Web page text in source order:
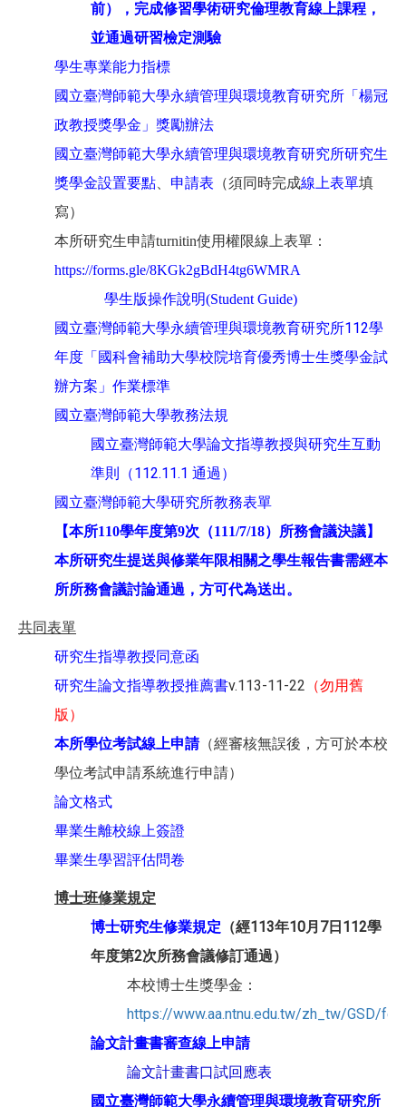
前），完成修習學術研究倫理教育線上課程，
並通過研習檢定測驗
學生專業能力指標
國立臺灣師範大學永續管理與環境教育研究所「楊冠
政教授獎學金」獎勵辦法
國立臺灣師範大學永續管理與環境教育研究所研究生
獎學金設置要點
申請表 （須同時完成線上表單填
寫）
本所研究生申請turnitin使用權限線上表單：
https://forms.gle/8KGk2gBdH4tg6WMRA
學生版操作說明(Student Guide)
國立臺灣師範大學永續管理與環境教育研究所112學
年度「國科會補助大學校院培育優秀博士生獎學金試
辦方案」作業標準
國立臺灣師範大學教務法規
國立臺灣師範大學論文指導教授與研究生互動
準則（112.11.1 通過）
國立臺灣師範大學研究所教務表單​
【本所110學年度第9次（111/7/18）所務會議決議】
本所研究生提送與修業年限相關之學生報告書需經本
所所務會議討論通過，方可代為送出。
共同表單
研究生指導教授同意函
研究生論文指導教授推薦書v.113-11-22 （勿用舊
版）
本所學位考試線上申請（經審核無誤後，方可於本校
學位考試申請系統進行申請）
論文格式
畢業生離校線上簽證
畢業生學習評估問卷
博士班修業規定
博士研究生修業規定 （經113年10月7日112學
年度第2次所務會議修訂通過）
本校博士生獎學金：
https://www.aa.ntnu.edu.tw/zh_tw/GSD/
論文計畫書審查線上申請
論文計畫書口試回應表
國立臺灣師範大學永續管理與環境教育研究所